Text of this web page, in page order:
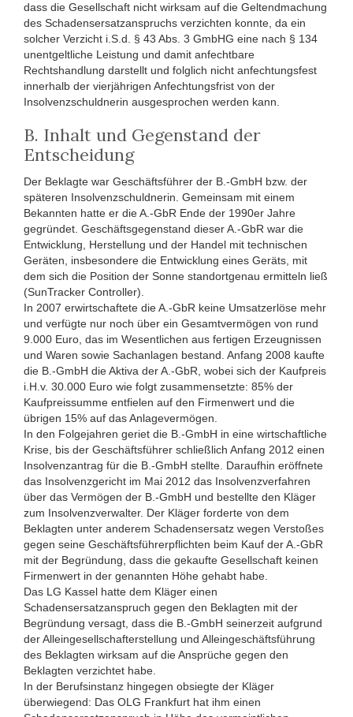
dass die Gesellschaft nicht wirksam auf die Geltendmachung
des Schadensersatzanspruchs verzichten konnte, da ein
solcher Verzicht i.S.d. § 43 Abs. 3 GmbHG eine nach § 134
unentgeltliche Leistung und damit anfechtbare
Rechtshandlung darstellt und folglich nicht anfechtungsfest
innerhalb der vierjährigen Anfechtungsfrist von der
Insolvenzschuldnerin ausgesprochen werden kann.
B. Inhalt und Gegenstand der
Entscheidung
Der Beklagte war Geschäftsführer der B.-GmbH bzw. der
späteren Insolvenzschuldnerin. Gemeinsam mit einem
Bekannten hatte er die A.-GbR Ende der 1990er Jahre
gegründet. Geschäftsgegenstand dieser A.-GbR war die
Entwicklung, Herstellung und der Handel mit technischen
Geräten, insbesondere die Entwicklung eines Geräts, mit
dem sich die Position der Sonne standortgenau ermitteln ließ
(SunTracker Controller).
In 2007 erwirtschaftete die A.-GbR keine Umsatzerlöse mehr
und verfügte nur noch über ein Gesamtvermögen von rund
9.000 Euro, das im Wesentlichen aus fertigen Erzeugnissen
und Waren sowie Sachanlagen bestand. Anfang 2008 kaufte
die B.-GmbH die Aktiva der A.-GbR, wobei sich der Kaufpreis
i.H.v. 30.000 Euro wie folgt zusammensetzte: 85% der
Kaufpreissumme entfielen auf den Firmenwert und die
übrigen 15% auf das Anlagevermögen.
In den Folgejahren geriet die B.-GmbH in eine wirtschaftliche
Krise, bis der Geschäftsführer schließlich Anfang 2012 einen
Insolvenzantrag für die B.-GmbH stellte. Daraufhin eröffnete
das Insolvenzgericht im Mai 2012 das Insolvenzverfahren
über das Vermögen der B.-GmbH und bestellte den Kläger
zum Insolvenzverwalter. Der Kläger forderte von dem
Beklagten unter anderem Schadensersatz wegen Verstoßes
gegen seine Geschäftsführerpflichten beim Kauf der A.-GbR
mit der Begründung, dass die gekaufte Gesellschaft keinen
Firmenwert in der genannten Höhe gehabt habe.
Das LG Kassel hatte dem Kläger einen
Schadensersatzanspruch gegen den Beklagten mit der
Begründung versagt, dass die B.-GmbH seinerzeit aufgrund
der Alleingesellschafterstellung und Alleingeschäftsführung
des Beklagten wirksam auf die Ansprüche gegen den
Beklagten verzichtet habe.
In der Berufsinstanz hingegen obsiegte der Kläger
überwiegend: Das OLG Frankfurt hat ihm einen